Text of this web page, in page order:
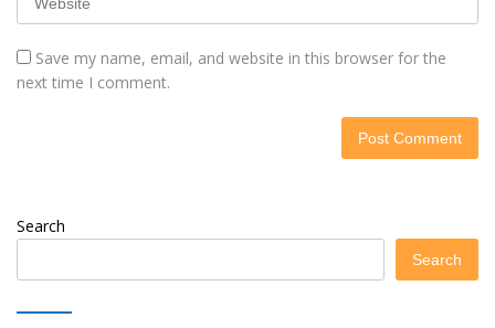
Save my name, email, and website in this browser for the
next time I comment.
Search
Search